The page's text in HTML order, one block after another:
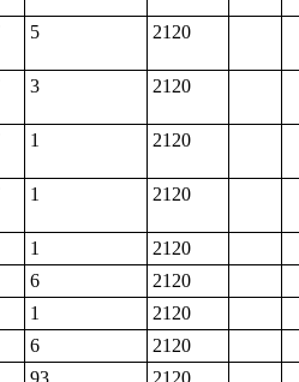
5 2120
3 2120
1 2120
1 2120
1
2120
6
2120
1
2120
6
2120
93
2120